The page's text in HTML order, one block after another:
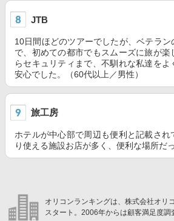
JTB
10日間ほどのツアーでしたが、ベテラ
で、初めての都市でもスムーズに旅が
らセキュリティまで、不馴れな私達をよ
安心でした。（60代以上／男性）
旅工房
ホテルが中心部で周辺も便利と記載され
り使える施設お店が多く、便利な場所だ
オリコンランキングは、株式会社オリ
スタート。2006年からは顧客満足度調